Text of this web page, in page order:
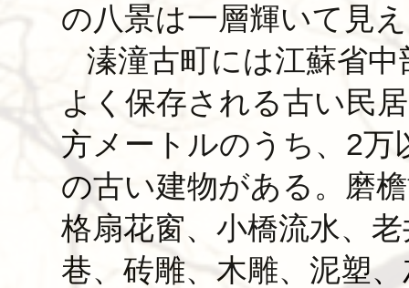
の八景は一層輝いて見
溱潼古町には江蘇省
よく保存される古い民
方メートルのうち、2万
の古い建物がある。磨
格扇花窗、小橋流水、
巷、砖雕、木雕、泥塑